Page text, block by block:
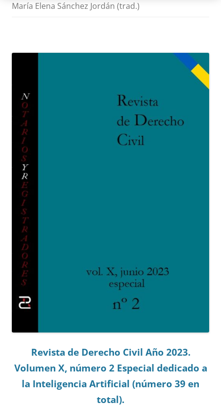
María Elena Sánchez Jordán (trad.)
Revista de Derecho Civil Año 2023.
Volumen X, número 2 Especial dedicado a
la Inteligencia Artificial (número 39 en
total).